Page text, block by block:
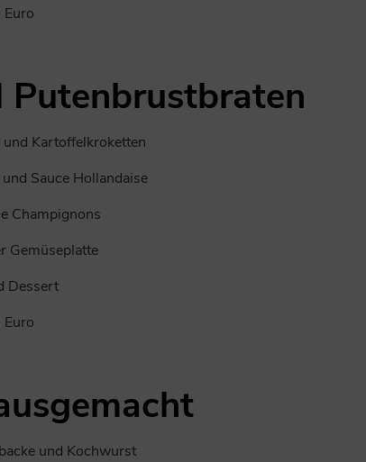
Kartoffelkroketten
Sauce Hollandaise
Champignons
Gemüseplatte
Dessert
und Kochwurst